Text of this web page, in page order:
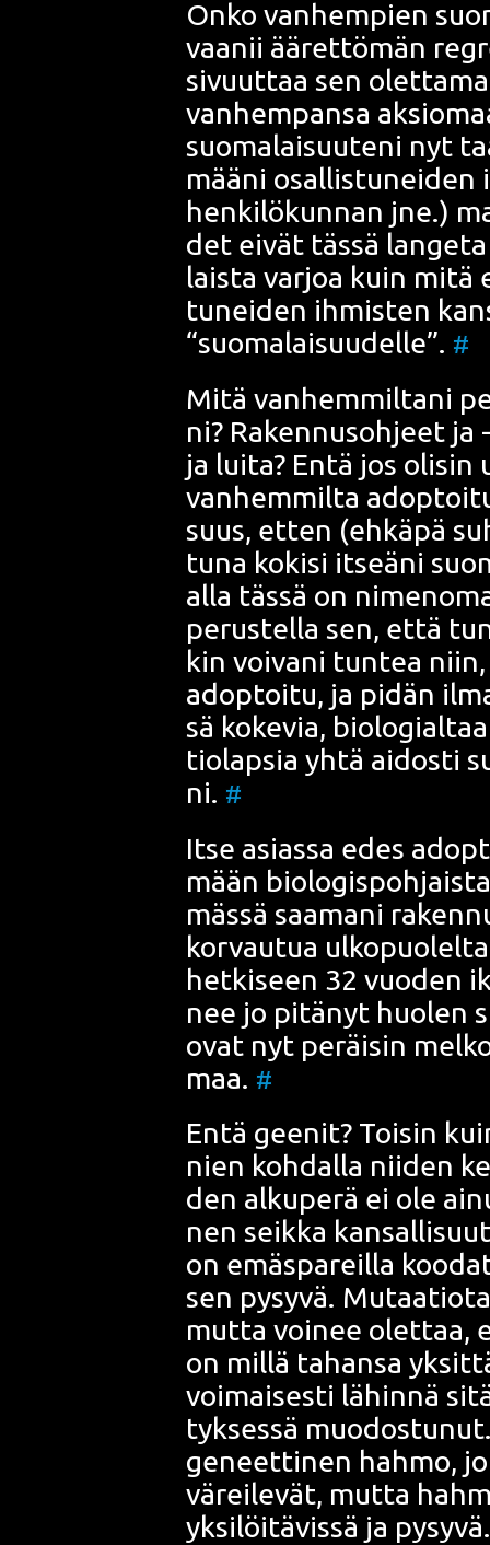
Onko van­hem­pien
vaa­nii ääret­tö­män
sivuut­taa sen
van­hem­pan­sa
suo­ma­lai­suu­te­ni nyt
mää­ni
hen­ki­lö­kun­nan jne.)
det eivät täs­sä
lais­ta var­joa kuin mitä
tu­nei­den ihmis­ten
“suo­ma­lai­suu­del­le”. #
Mitä van­hem­mil­ta­ni
ni? Raken­nus­oh­jeet
ja lui­ta? Entä jos
van­hem­mil­ta
suus, etten (ehkä­pä
tu­na koki­si itseä­ni
alla täs­sä on
perus­tel­la sen, että
kin voi­va­ni tun­tea
adop­toi­tu, ja pidän
sä koke­via,
tio­lap­sia yhtä aidos­ti
ni. #
Itse asias­sa edes
mään
mäs­sä saa­ma­ni
kor­vau­tua
het­ki­seen 32 vuo­den
nee jo pitä­nyt huo­len
ovat nyt peräi­sin
maa. #
Entä gee­nit? Toi­sin
nien koh­dal­la nii­den
den alku­pe­rä ei ole
nen seik­ka
on emäs­pa­reil­la
sen pysy­vä. Mutaa­tio­ta
mut­ta voi­nee olet­taa,
on mil­lä tahan­sa
voi­mai­ses­ti lähin­nä
tyk­ses­sä
geneet­ti­nen hah­mo,
värei­le­vät, mut­ta
yksi­löi­tä­vis­sä ja